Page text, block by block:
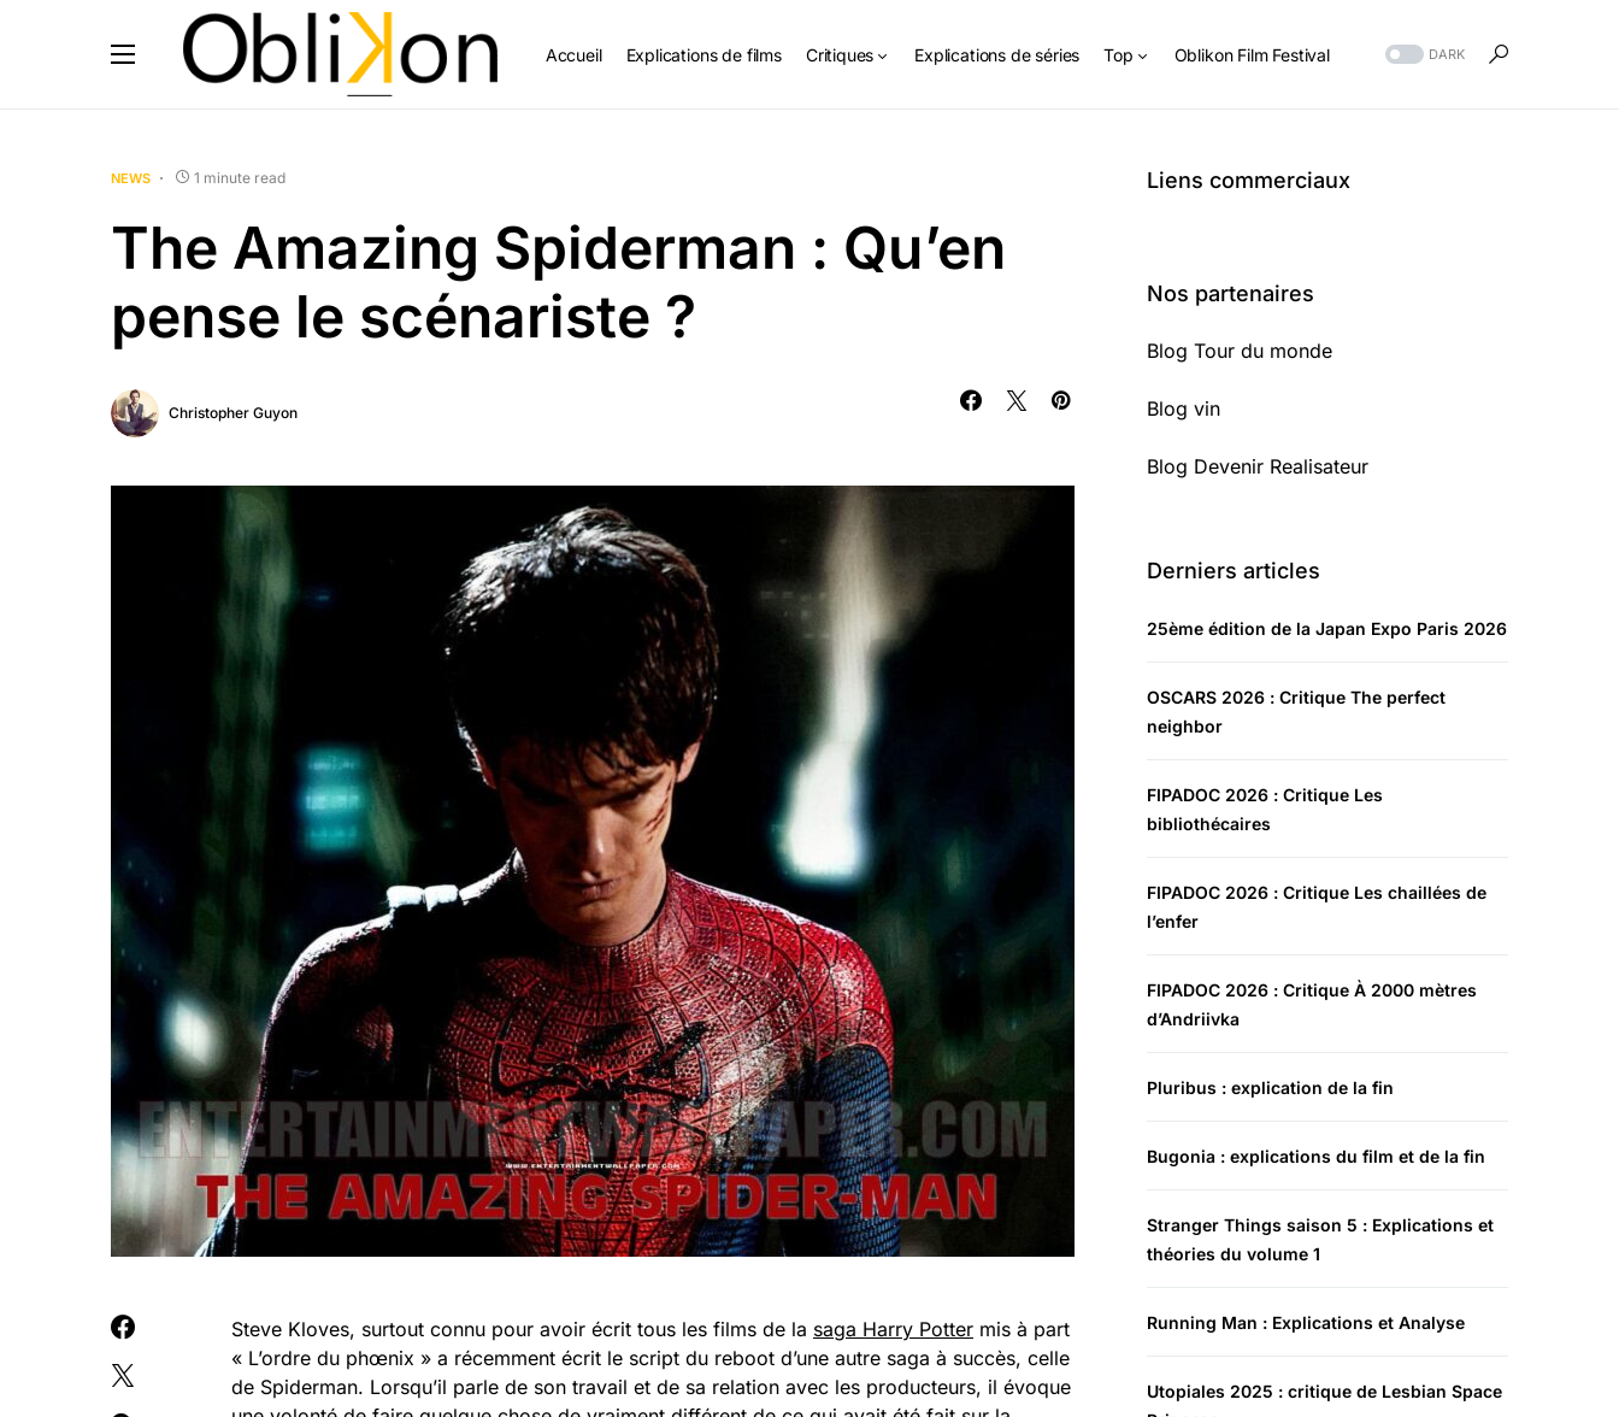
Accueil Explications de films Critiques Explications de séries Top Oblikon Film Festival DARK
NEWS 1 minute read
The Amazing Spiderman : Qu’en
pense le scénariste ?
Christopher Guyon
Steve Kloves, surtout connu pour avoir écrit tous les films de la saga Harry Potter mis à part
« L’ordre du phœnix » a récemment écrit le script du reboot d’une autre saga à succès, celle
de Spiderman. Lorsqu’il parle de son travail et de sa relation avec les producteurs, il évoque
Liens commerciaux
Nos partenaires
Blog Tour du monde
Blog vin
Blog Devenir Realisateur
Derniers articles
25ème édition de la Japan Expo Paris 2026
OSCARS 2026 : Critique The perfect
neighbor
FIPADOC 2026 : Critique Les
bibliothécaires
FIPADOC 2026 : Critique Les chaillées de
l’enfer
FIPADOC 2026 : Critique À 2000 mètres
d’Andriivka
Pluribus : explication de la fin
Bugonia : explications du film et de la fin
Stranger Things saison 5 : Explications et
théories du volume 1
Running Man : Explications et Analyse
Utopiales 2025 : critique de Lesbian Space